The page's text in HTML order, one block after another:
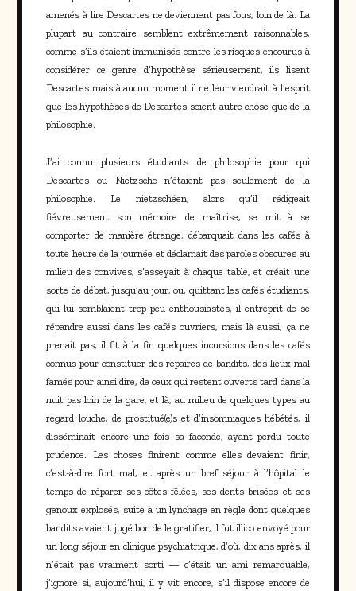
amenés à lire Descartes ne deviennent pas fous, loin de là. La
plupart au contraire semblent extrêmement raisonnables,
comme s’ils étaient immunisés contre les risques encourus à
considérer ce genre d’hypothèse sérieusement, ils lisent
Descartes mais à aucun moment il ne leur viendrait à l’esprit
que les hypothèses de Descartes soient autre chose que de la
philosophie.
J’ai connu plusieurs étudiants de philosophie pour qui
Descartes ou Nietzsche n’étaient pas seulement de la
philosophie. Le nietzschéen, alors qu’il rédigeait
fiévreusement son mémoire de maîtrise, se mit à se
comporter de manière étrange, débarquait dans les cafés à
toute heure de la journée et déclamait des paroles obscures au
milieu des convives, s’asseyait à chaque table, et créait une
sorte de débat, jusqu’au jour, ou, quittant les cafés étudiants,
qui lui semblaient trop peu enthousiastes, il entreprit de se
répandre aussi dans les cafés ouvriers, mais là aussi, ça ne
prenait pas, il fit à la fin quelques incursions dans les cafés
connus pour constituer des repaires de bandits, des lieux mal
famés pour ainsi dire, de ceux qui restent ouverts tard dans la
nuit pas loin de la gare, et là, au milieu de quelques types au
regard louche, de prostitué(e)s et d’insomniaques hébétés, il
disséminait encore une fois sa faconde, ayant perdu toute
prudence. Les choses finirent comme elles devaient finir,
c’est-à-dire fort mal, et après un bref séjour à l’hôpital le
temps de réparer ses côtes fêlées, ses dents brisées et ses
genoux explosés, suite à un lynchage en règle dont quelques
bandits avaient jugé bon de le gratifier, il fut illico envoyé pour
un long séjour en clinique psychiatrique, d’où, dix ans après, il
n’était pas vraiment sorti — c’était un ami remarquable,
j’ignore si, aujourd’hui, il y vit encore, s’il dispose encore de